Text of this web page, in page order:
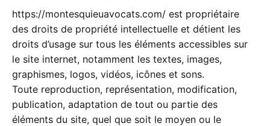
https://montesquieuavocats.com/ est propriétaire
des droits de propriété intellectuelle et détient les
droits d’usage sur tous les éléments accessibles sur
le site internet, notamment les textes, images,
graphismes, logos, vidéos, icônes et sons.
Toute reproduction, représentation, modification,
publication, adaptation de tout ou partie des
éléments du site, quel que soit le moyen ou le